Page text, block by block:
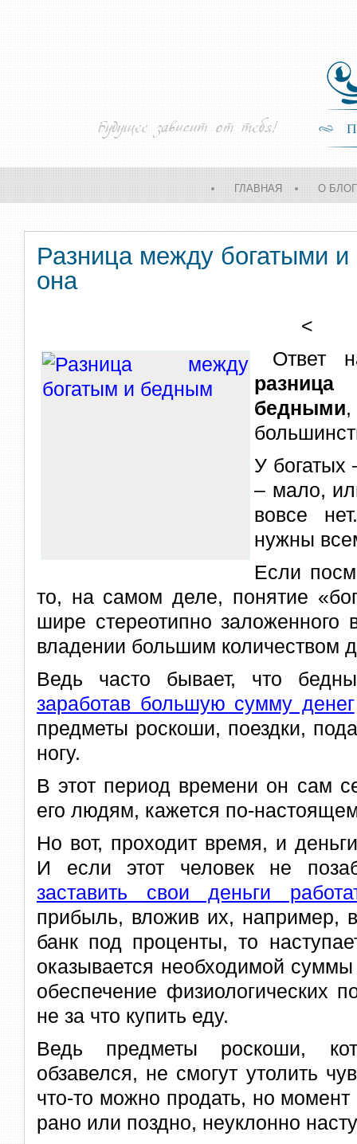
ГЛАВНАЯ О
Разница между богатыми
она
<
Ответ
бедными
У богатых
– мало,
вовсе
нужны
Если
то, на самом деле, понятие
шире стереотипно
владении большим количеством
Ведь часто бывает, что
заработав большую сумму денег
предметы роскоши, поездки,
ногу.
В этот период времени он сам
его людям, кажется по-
Но вот, проходит время, и
И если этот человек не
заставить свои деньги
прибыль, вложив их, например,
банк под проценты, то
оказывается необходимой
обеспечение физиологических
не за что купить еду.
Ведь предметы роскоши,
обзавелся, не смогут утолить
что-то можно продать, но
рано или поздно, неуклонно